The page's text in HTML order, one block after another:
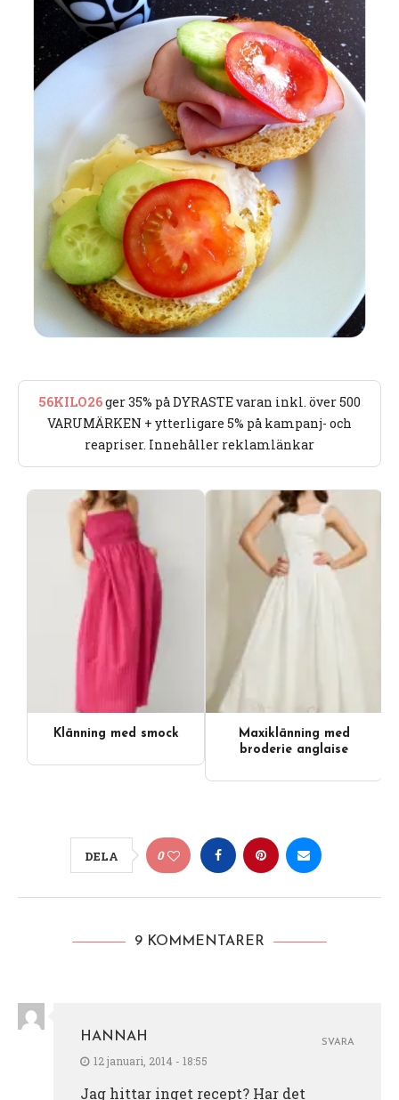
56KILO26ger 35% på DYRASTE varan inkl. över 500
VARUMÄRKEN + ytterligare 5% på kampanj- och
reapriser. Innehåller reklamlänkar
Klänning med smock
Maxiklänning med
broderie anglaise
DELA 0
9 KOMMENTARER
HANNAH
12 januari, 2014 - 18:55
Jag hittar inget recept? Har det
SVARA